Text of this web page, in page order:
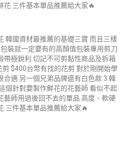
韓國資材最推薦的基礎三寶 而且三樣
裝就一定要有的高顏值包裝專用剪刀
帶極銳利 切記不可剪黏性商品及拆箱
$400台幣有找的花剪 對於剛開始學
合適 另一個兄弟品牌還有白色款 3.韓
個針對要製作鮮花的花藝師 看似不起
藝師用過後回不去的單品 高度、軟硬
三件基本單品推薦給大家🔥